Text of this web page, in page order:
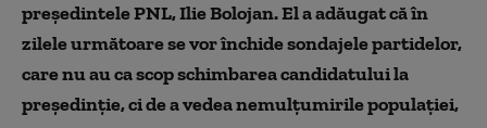
președintele PNL, Ilie Bolojan. El a adăugatcă în
zilele următoare se vor închide sondajele partidelor,
carenu au ca scop schimbarea candidatului la
președinție,ci de a vedea nemulţumirile populaţiei,